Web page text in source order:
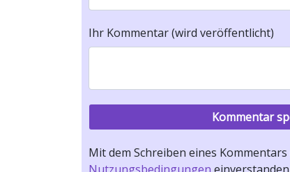
Ihr Kommentar (wird veröffentlicht)
Mit dem Schreiben eines